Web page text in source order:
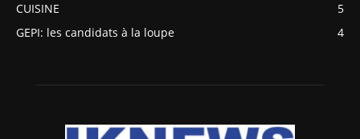
CUISINE
5
GEPI: les candidats à la loupe
4